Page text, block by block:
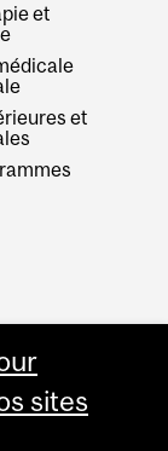
et
et
sites